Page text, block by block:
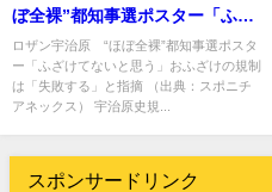
ぼ全裸”都知事選ポスター「ふざ
けてないと思う」（ ﾟдﾟ ）
ロザン宇治原 “ほぼ全裸”都知事選ポスタ
ー「ふざけてないと思う」おふざけの規制
は「失敗する」と指摘 （出典：スポニチ
アネックス） 宇治原史規...
スポンサードリンク